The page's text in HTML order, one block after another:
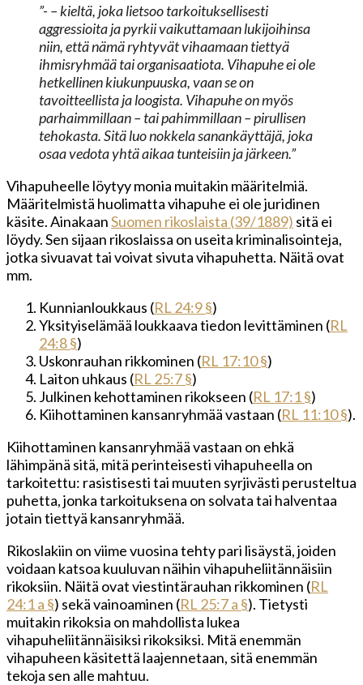
”- – kieltä, joka lietsoo tarkoituksellisesti
aggressioita ja pyrkii vaikuttamaan lukijoihinsa
niin, että nämä ryhtyvät vihaamaan tiettyä
ihmisryhmää tai organisaatiota. Vihapuhe ei ole
hetkellinen kiukunpuuska, vaan se on
tavoitteellista ja loogista. Vihapuhe on myös
parhaimmillaan – tai pahimmillaan – pirullisen
tehokasta. Sitä luo nokkela sanankäyttäjä, joka
osaa vedota yhtä aikaa tunteisiin ja järkeen.”
Vihapuheelle löytyy monia muitakin määritelmiä.
Määritelmistä huolimatta vihapuhe ei ole juridinen
käsite. AinakaanSuomen rikoslaista (39/1889) sitä ei
löydy. Sen sijaan rikoslaissa on useita kriminalisointeja,
jotka sivuavat tai voivat sivuta vihapuhetta. Näitä ovat
mm.
Kunnianloukkaus (RL 24:9 §)
Yksityiselämää loukkaava tiedon levittäminen (RL
24:8 §)
Uskonrauhan rikkominen (RL 17:10 §)
Laiton uhkaus (RL 25:7 §)
Julkinen kehottaminen rikokseen (RL 17:1 §)
Kiihottaminen kansanryhmää vastaan (RL 11:10 §).
Kiihottaminen kansanryhmää vastaan on ehkä
lähimpänä sitä, mitä perinteisesti vihapuheella on
tarkoitettu: rasistisesti tai muuten syrjivästi perusteltua
puhetta, jonka tarkoituksena on solvata tai halventaa
jotain tiettyä kansanryhmää.
Rikoslakiin on viime vuosina tehty pari lisäystä, joiden
voidaan katsoa kuuluvan näihin vihapuheliitännäisiin
rikoksiin. Näitä ovat viestintärauhan rikkominen (RL
24:1 a §) sekä vainoaminen (RL 25:7 a §). Tietysti
muitakin rikoksia on mahdollista lukea
vihapuheliitännäisiksi rikoksiksi. Mitä enemmän
vihapuheen käsitettä laajennetaan, sitä enemmän
tekoja sen alle mahtuu.